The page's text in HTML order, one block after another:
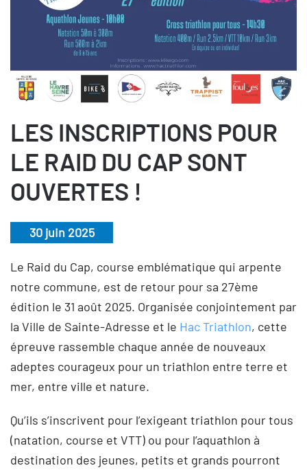
LES INSCRIPTIONS POUR
LE RAID DU CAP SONT
OUVERTES !
30 juin 2025
Le Raid du Cap, course emblématique qui arpente
notre commune, est de retour pour sa 27ème
édition le 31 août 2025. Organisée conjointement par
la Ville de Sainte-Adresse et le Hac Triathlon, cette
épreuve rassemble chaque année de nouveaux
adeptes courageux pour un triathlon entre terre et
mer, entre ville et nature.
Qu’ils s’inscrivent pour l’exigeant triathlon pour tous
(natation, course et VTT) ou pour l’aquathlon à
destination des jeunes, petits et grands pourront